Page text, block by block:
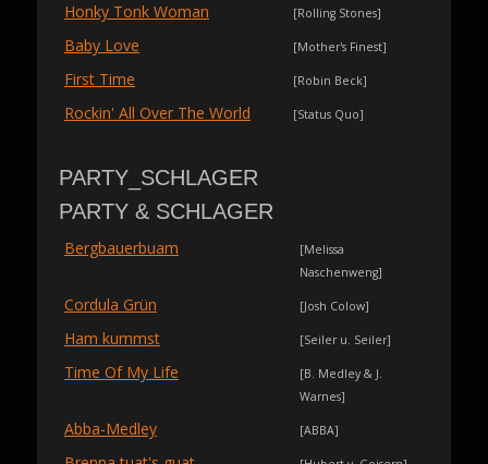
Honky Tonk Woman [Rolling Stones]
Baby Love [Mother's Finest]
First Time [Robin Beck]
Rockin' All Over The World [Status Quo]
PARTY_SCHLAGER
PARTY & SCHLAGER
Bergbauerbuam
[Melissa
Naschenweng]
Cordula Grün [Josh Colow]
Ham kummst [Seiler u. Seiler]
Time Of My Life
[B. Medley & J.
Warnes]
Abba-Medley [ABBA]